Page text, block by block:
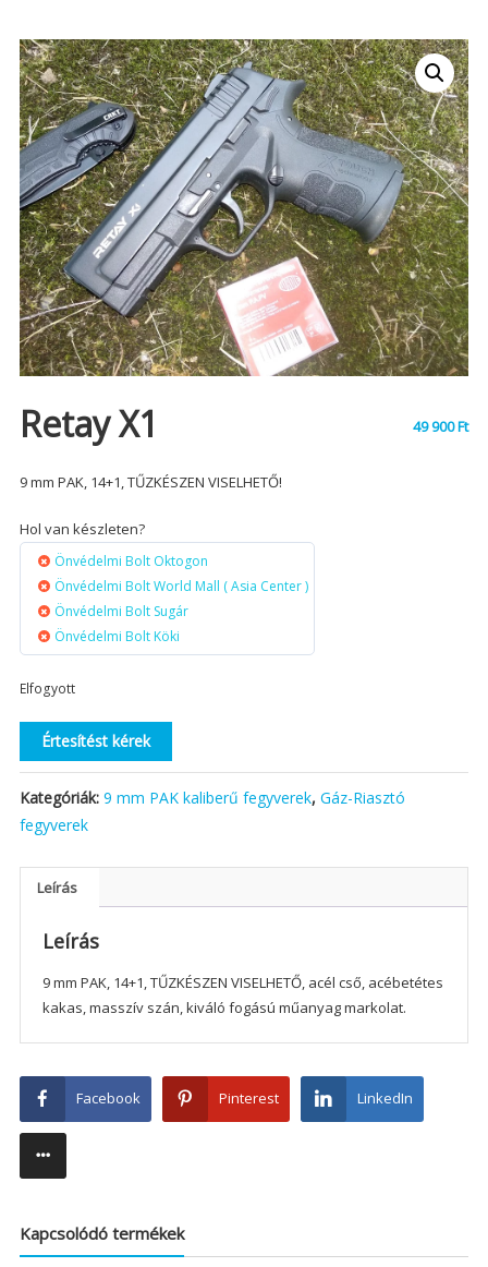
Retay X1 49 900Ft
9 mm PAK, 14+1, TŰZKÉSZEN VISELHETŐ!
Hol van készleten?
Önvédelmi Bolt Oktogon
Önvédelmi Bolt World Mall ( Asia Center )
Önvédelmi Bolt Sugár
Önvédelmi Bolt Köki
Elfogyott
Értesítést kérek
Kategóriák: 9 mm PAK kaliberű fegyverek, Gáz-Riasztó
fegyverek
Leírás
Leírás
9 mm PAK, 14+1, TŰZKÉSZEN VISELHETŐ, acél cső, acébetétes
kakas, masszív szán, kiváló fogású műanyag markolat.
Facebook Pinterest LinkedIn
Kapcsolódó termékek